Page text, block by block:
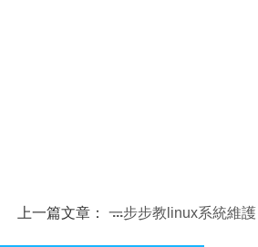
上一篇文章：一步步教linux系統維護